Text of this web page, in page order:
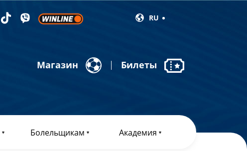
RU
Магазин Билеты
Болельщикам Академия